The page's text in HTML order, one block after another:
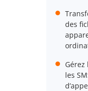
des
les